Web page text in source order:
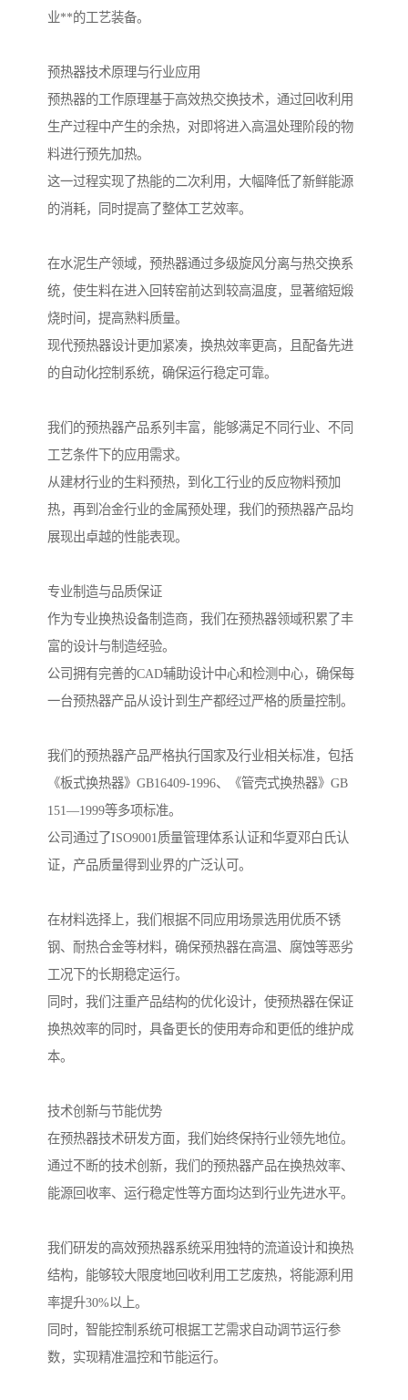
业**的工艺装备。
预热器技术原理与行业应用
预热器的工作原理基于高效热交换技术，通过回收利用
生产过程中产生的余热，对即将进入高温处理阶段的物
料进行预先加热。
这一过程实现了热能的二次利用，大幅降低了新鲜能源
的消耗，同时提高了整体工艺效率。
在水泥生产领域，预热器通过多级旋风分离与热交换系
统，使生料在进入回转窑前达到较高温度，显著缩短煅
烧时间，提高熟料质量。
现代预热器设计更加紧凑，换热效率更高，且配备先进
的自动化控制系统，确保运行稳定可靠。
我们的预热器产品系列丰富，能够满足不同行业、不同
工艺条件下的应用需求。
从建材行业的生料预热，到化工行业的反应物料预加
热，再到冶金行业的金属预处理，我们的预热器产品均
展现出卓越的性能表现。
专业制造与品质保证
作为专业换热设备制造商，我们在预热器领域积累了丰
富的设计与制造经验。
公司拥有完善的CAD辅助设计中心和检测中心，确保每
一台预热器产品从设计到生产都经过严格的质量控制。
我们的预热器产品严格执行国家及行业相关标准，包括
《板式换热器》GB16409-1996、《管壳式换热器》GB
151—1999等多项标准。
公司通过了ISO9001质量管理体系认证和华夏邓白氏认
证，产品质量得到业界的广泛认可。
在材料选择上，我们根据不同应用场景选用优质不锈
钢、耐热合金等材料，确保预热器在高温、腐蚀等恶劣
工况下的长期稳定运行。
同时，我们注重产品结构的优化设计，使预热器在保证
换热效率的同时，具备更长的使用寿命和更低的维护成
本。
技术创新与节能优势
在预热器技术研发方面，我们始终保持行业领先地位。
通过不断的技术创新，我们的预热器产品在换热效率、
能源回收率、运行稳定性等方面均达到行业先进水平。
我们研发的高效预热器系统采用独特的流道设计和换热
结构，能够较大限度地回收利用工艺废热，将能源利用
率提升30%以上。
同时，智能控制系统可根据工艺需求自动调节运行参
数，实现精准温控和节能运行。